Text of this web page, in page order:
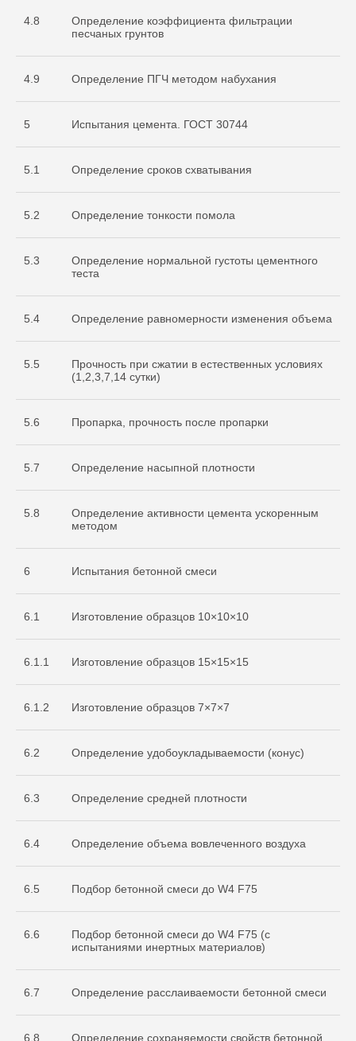
4.8
Определение коэффициента фильтрации
песчаных грунтов
4.9 Определение ПГЧ методом набухания
5 Испытания цемента. ГОСТ 30744
5.1 Определение сроков схватывания
5.2 Определение тонкости помола
5.3
Определение нормальной густоты цементного
теста
5.4 Определение равномерности изменения объема
5.5
Прочность при сжатии в естественных условиях
(1,2,3,7,14 сутки)
5.6 Пропарка, прочность после пропарки
5.7 Определение насыпной плотности
5.8
Определение активности цемента ускоренным
методом
6 Испытания бетонной смеси
6.1 Изготовление образцов 10×10×10
6.1.1 Изготовление образцов 15×15×15
6.1.2 Изготовление образцов 7×7×7
6.2 Определение удобоукладываемости (конус)
6.3 Определение средней плотности
6.4 Определение объема вовлеченного воздуха
6.5 Подбор бетонной смеси до W4 F75
6.6
Подбор бетонной смеси до W4 F75 (с
испытаниями инертных материалов)
6.7 Определение расслаиваемости бетонной смеси
6.8
Определение сохраняемости свойств бетонной
испытательной
лаборатории
Nº ИЛ-РОС-001691. Регистрационный
Разрешительная
документация
Остались вопросы
по необходимым объемам испытаний
ОСТАВИТЬ ЗАЯВКУ